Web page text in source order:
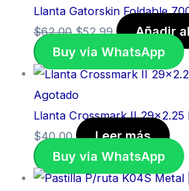
Llanta Gatorskin Foldable
$62,00 $52,99
Añadir
Buy via WhatsApp
Agotado
Llanta Crossmark II 29×2.25
$40,00
Leer más
Buy via WhatsApp